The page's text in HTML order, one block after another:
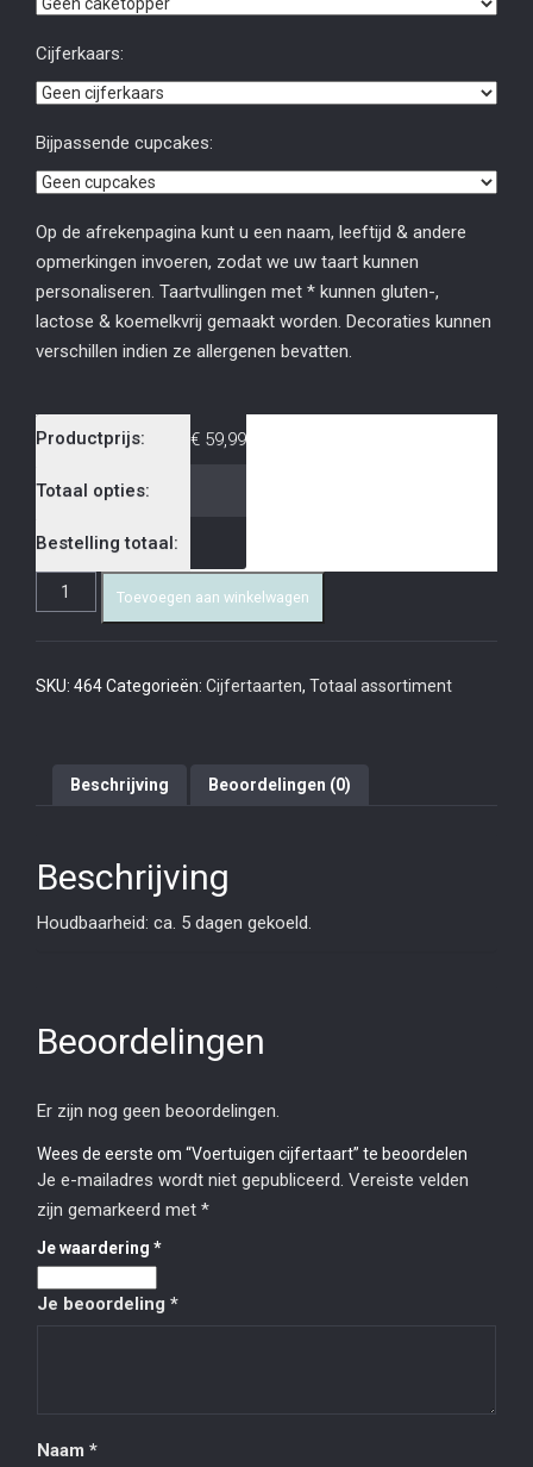
Cijferkaars:
Bijpassende cupcakes:
Op de afrekenpagina kunt u een naam, leeftijd & andere
opmerkingen invoeren, zodat we uw taart kunnen
personaliseren. Taartvullingen met * kunnen gluten-,
lactose & koemelkvrij gemaakt worden. Decoraties kunnen
verschillen indien ze allergenen bevatten.
Productprijs: € 59,99
Totaal opties:
Bestelling totaal:
Toevoegen aan winkelwagen
SKU: 464Categorieën: Cijfertaarten, Totaal assortiment
Beschrijving Beoordelingen (0)
Beschrijving
Houdbaarheid: ca. 5 dagen gekoeld.
Beoordelingen
Er zijn nog geen beoordelingen.
Wees de eerste om “Voertuigen cijfertaart” te beoordelen
Je e-mailadres wordt niet gepubliceerd. Vereiste velden
zijn gemarkeerd met *
Je waardering *
Je beoordeling *
Naam *